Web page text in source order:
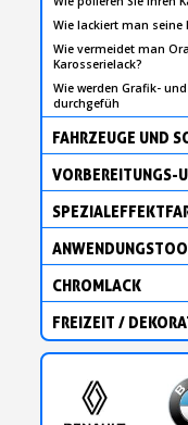
Wie lackiert man seine
Wie vermeidet man
Karosserielack?
Wie werden Grafik-
durchgefüh
FAHRZEUGE UND
VORBEREITUNGS-
CHROMLACK
FREIZEIT /